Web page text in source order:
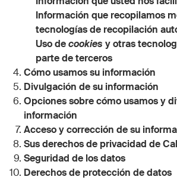
Información que recopilamos
tecnologías de recopilación
Uso decookies y otras
parte de terceros
Cómo usamos su información
Divulgación de su información
Opciones sobre cómo usamos y
información
Acceso y corrección de su
Sus derechos de privacidad de
Seguridad de los datos
Derechos de protección de datos